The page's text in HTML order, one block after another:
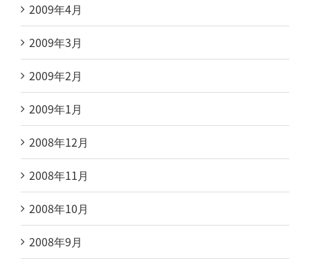
2009年4月
2009年3月
2009年2月
2009年1月
2008年12月
2008年11月
2008年10月
2008年9月